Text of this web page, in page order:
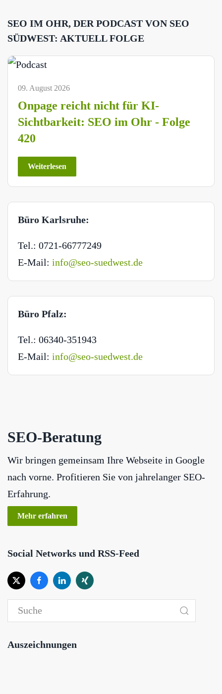
SEO IM OHR, DER PODCAST VON SEO
SÜDWEST: AKTUELL FOLGE
09. August 2026
Onpage reicht nicht für KI-
Sichtbarkeit: SEO im Ohr - Folge
420
Weiterlesen
Büro Karlsruhe:
Tel.: 0721-66777249
E-Mail: info@seo-suedwest.de
Büro Pfalz:
Tel.: 06340-351943
E-Mail: info@seo-suedwest.de
SEO-Beratung
Wir bringen gemeinsam Ihre Webseite in Google
nach vorne. Profitieren Sie von jahrelanger SEO-
Erfahrung.
Mehr erfahren
Social Networks und RSS-Feed
Auszeichnungen